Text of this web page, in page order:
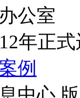
公室
年正
例